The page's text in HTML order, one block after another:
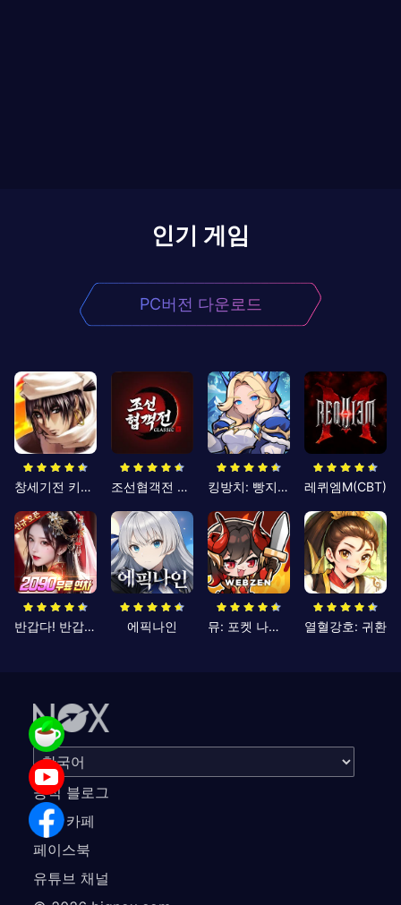
인기 게임
PC버전 다운로드
창세기전 키우기 조선협객전 클래식 킹방치: 빵지의 제왕 레퀴엠M(CBT)
반갑다! 반갑삼국지 에픽나인 뮤: 포켓 나이츠 열혈강호: 귀환
공식 블로그
공식 카페
페이스북
유튜브 채널